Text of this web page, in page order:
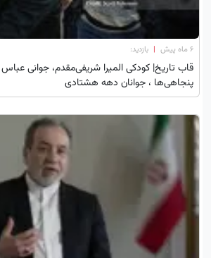
۶ ماه پیش | بازدید:
قاب تاریخ| کودکی المیرا شریفی‌مقدم، جوانی
پنجاهی‌ها ، جوانان دهه هشتادی